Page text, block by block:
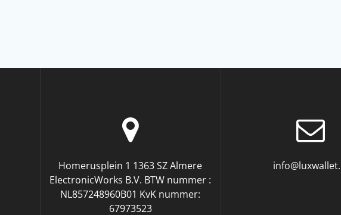
Homerusplein 1 1363 SZ Almere
ElectronicWorks B.V. BTW nummer :
NL857248960B01 KvK nummer:
67973523